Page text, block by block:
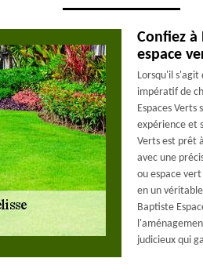
Confiez à
espace
Lorsqu'il
impératif de
Espaces Verts
expérience et
Verts est prêt
avec une
ou espace
en un
Baptiste
judicieux qui